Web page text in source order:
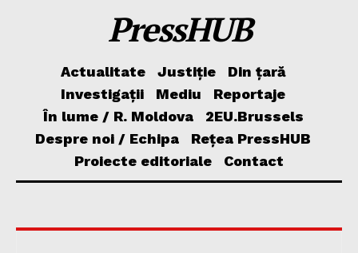
PressHUB
Actualitate Justiție
Din țară
Investigații
Mediu
Reportaje
În lume / R. Moldova
2EU.Brussels
Despre noi / Echipa
Rețea PressHUB
Proiecte editoriale
Contact